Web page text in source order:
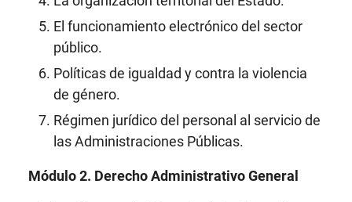
El funcionamiento electrónico del sector
público.
Políticas de igualdad y contra la violencia
de género.
Régimen jurídico del personal al servicio de
las Administraciones Públicas.
Módulo 2. Derecho Administrativo General